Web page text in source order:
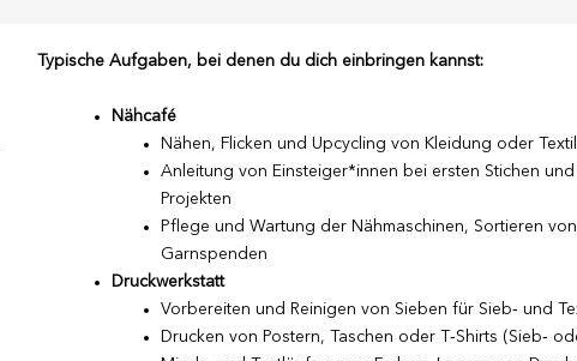
Typische Aufgaben, bei denen du dich einbringen kannst:
Nähcafé
Nähen, Flicken und Upcycling von Kleidung oder
Anleitung von Einsteiger*innen bei ersten Stichen und
Projekten
Pflege und Wartung der Nähmaschinen, Sortieren
Garnspenden
Druckwerkstatt
Vorbereiten und Reinigen von Sieben für Sieb‑ und
Drucken von Postern, Taschen oder T‑Shirts (Sieb‑